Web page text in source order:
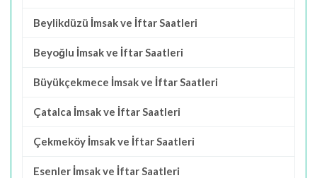
Beylikdüzü İmsak ve İftar Saatleri
Beyoğlu İmsak ve İftar Saatleri
Büyükçekmece İmsak ve İftar Saatleri
Çatalca İmsak ve İftar Saatleri
Çekmeköy İmsak ve İftar Saatleri
Esenler İmsak ve İftar Saatleri